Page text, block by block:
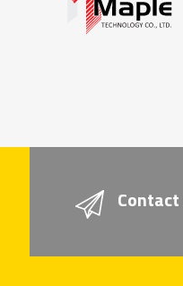
Contact